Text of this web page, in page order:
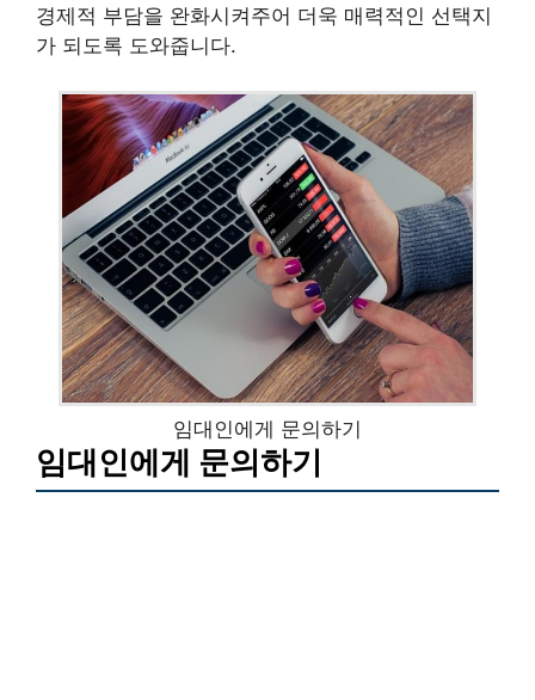
경제적 부담을 완화시켜주어 더욱 매력적인 선택지
가 되도록 도와줍니다.
임대인에게 문의하기
임대인에게 문의하기